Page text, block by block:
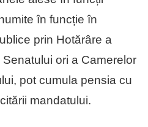
în funcție în
prin Hotărâre a
ori a Camerelor
pot cumula pensia cu
mandatului.